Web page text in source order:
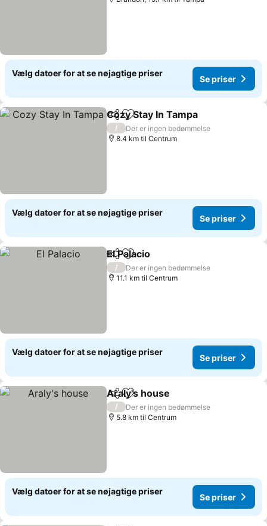
Vælg datoer for at se nøjagtige priser
Se priser
Del Føj til favoritter
Cozy Stay In Tampa
/
Der er ingen bedømmelse
8.4 km til Centrum
Vælg datoer for at se nøjagtige priser
Se priser
Del Føj til favoritter
El Palacio
/
Der er ingen bedømmelse
11.1 km til Centrum
Vælg datoer for at se nøjagtige priser
Se priser
Del Føj til favoritter
Araly's house
/
Der er ingen bedømmelse
5.8 km til Centrum
Vælg datoer for at se nøjagtige priser
Se priser